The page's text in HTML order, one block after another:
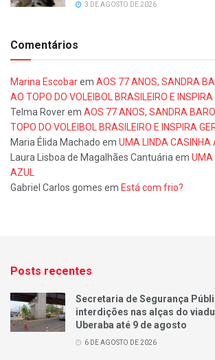
3 DE AGOSTO DE 2026
Comentários
Marina Escobarem AOS 77 ANOS, SANDRA
AO TOPO DO VOLEIBOL BRASILEIRO E INSPIRA
Telma Roverem AOS 77 ANOS, SANDRA
TOPO DO VOLEIBOL BRASILEIRO E INSPIRA
Maria Élida Machado em UMA LINDA CASINHA
Laura Lisboa de Magalhães Cantuária em UMA
AZUL
Gabriel Carlos gomes em Está com frio?
Posts recentes
Secretaria de Segurança
interdições nas alças do
Uberaba até 9 de agosto
6 DE AGOSTO DE 2026